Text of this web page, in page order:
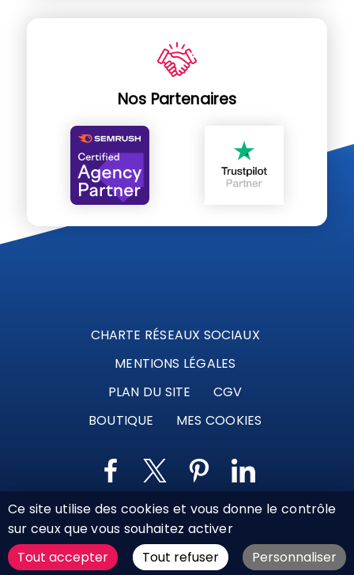
Nos Partenaires
CHARTE RÉSEAUX SOCIAUX
MENTIONS LÉGALES
PLAN DU SITE
CGV
BOUTIQUE
MES COOKIES
Marque déposée © Agence Web Attichy, Compiègne,
Soissons, Noyon, Oise | 2011 / 2026
Ce site utilise des cookies et vous donne le contrôle
sur ceux que vous souhaitez activer
Tout accepter
Tout refuser Personnaliser